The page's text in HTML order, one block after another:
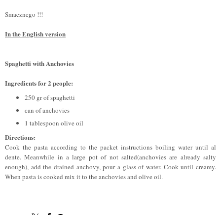
Smacznego !!!
In the English version
Spaghetti with Anchovies
Ingredients for 2 people:
250 gr of spaghetti
can of anchovies
1 tablespoon olive oil
Directions:
Cook the pasta according to the packet instructions boiling water until al
dente. Meanwhile in a large pot of not salted(anchovies are already salty
enough), add the drained anchovy, pour a glass of water. Cook until creamy.
When pasta is cooked mix it to the anchovies and olive oil.